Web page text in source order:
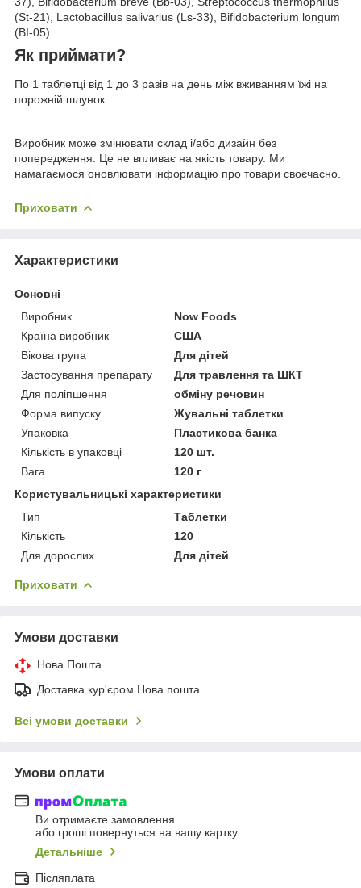
(St-21), Lactobacillus salivarius (Ls-33), Bifidobacterium longum
(BI-05)
Як приймати?
По 1 таблетці від 1 до 3 разів на день між вживанням їжі на
порожній шлунок.
Виробник може змінювати склад і/або дизайн без
попередження. Це не впливає на якість товару. Ми
намагаємося оновлювати інформацію про товари своєчасно.
Приховати
Характеристики
Основні
Виробник
Now Foods
Країна виробник
США
Вікова група
Для дітей
Застосування препарату
Для травлення та ШКТ
Для поліпшення
обміну речовин
Форма випуску
Жувальні таблетки
Упаковка
Пластикова банка
Кількість в упаковці
120 шт.
Вага
120 г
Користувальницькі характеристики
Тип
Таблетки
Кількість
120
Для дорослих
Для дітей
Приховати
Умови доставки
Нова Пошта
Доставка кур'єром Нова пошта
Всі умови доставки
Умови оплати
Ви отримаєте замовлення
або гроші повернуться на вашу картку
Детальніше
Післяплата